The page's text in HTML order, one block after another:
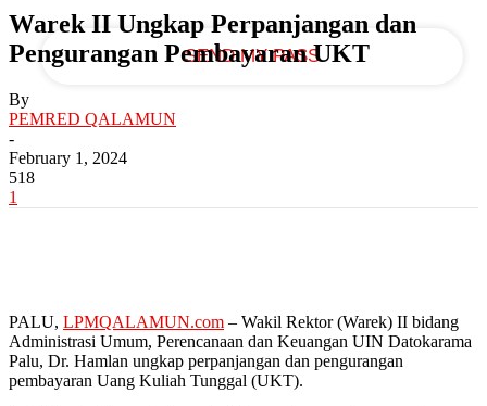
Warek II Ungkap Perpanjangan dan
Pengurangan Pembayaran UKT
By
PEMRED QALAMUN
-
February 1, 2024
518
1
PALU, LPMQALAMUN.com – Wakil Rektor (Warek) II bidang
Administrasi Umum, Perencanaan dan Keuangan UIN Datokarama
Palu, Dr. Hamlan ungkap perpanjangan dan pengurangan
pembayaran Uang Kuliah Tunggal (UKT).